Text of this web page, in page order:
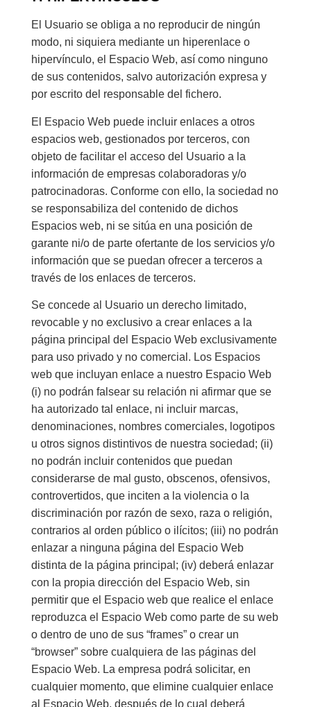
El Usuario se obliga a no reproducir de ningún
modo, ni siquiera mediante un hiperenlace o
hipervínculo, el Espacio Web, así como ninguno
de sus contenidos, salvo autorización expresa y
por escrito del responsable del fichero.
El Espacio Web puede incluir enlaces a otros
espacios web, gestionados por terceros, con
objeto de facilitar el acceso del Usuario a la
información de empresas colaboradoras y/o
patrocinadoras. Conforme con ello, la sociedad no
se responsabiliza del contenido de dichos
Espacios web, ni se sitúa en una posición de
garante ni/o de parte ofertante de los servicios y/o
información que se puedan ofrecer a terceros a
través de los enlaces de terceros.
Se concede al Usuario un derecho limitado,
revocable y no exclusivo a crear enlaces a la
página principal del Espacio Web exclusivamente
para uso privado y no comercial. Los Espacios
web que incluyan enlace a nuestro Espacio Web
(i) no podrán falsear su relación ni afirmar que se
ha autorizado tal enlace, ni incluir marcas,
denominaciones, nombres comerciales, logotipos
u otros signos distintivos de nuestra sociedad; (ii)
no podrán incluir contenidos que puedan
considerarse de mal gusto, obscenos, ofensivos,
controvertidos, que inciten a la violencia o la
discriminación por razón de sexo, raza o religión,
contrarios al orden público o ilícitos; (iii) no podrán
enlazar a ninguna página del Espacio Web
distinta de la página principal; (iv) deberá enlazar
con la propia dirección del Espacio Web, sin
permitir que el Espacio web que realice el enlace
reproduzca el Espacio Web como parte de su web
o dentro de uno de sus “frames” o crear un
“browser” sobre cualquiera de las páginas del
Espacio Web. La empresa podrá solicitar, en
cualquier momento, que elimine cualquier enlace
al Espacio Web, después de lo cual deberá